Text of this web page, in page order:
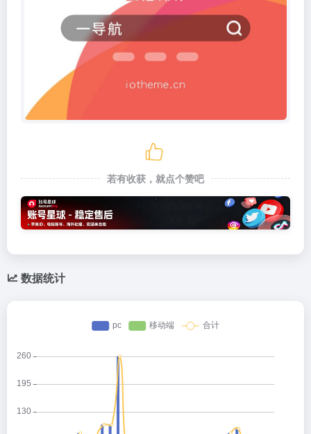
若有收获，就点个赞吧
数据统计